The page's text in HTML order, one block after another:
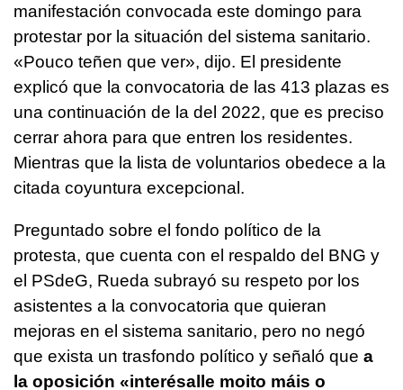
manifestación convocada este domingo para
protestar por la situación del sistema sanitario.
«Pouco teñen que ver», dijo. El presidente
explicó que la convocatoria de las 413 plazas es
una continuación de la del 2022, que es preciso
cerrar ahora para que entren los residentes.
Mientras que la lista de voluntarios obedece a la
citada coyuntura excepcional.
Preguntado sobre el fondo político de la
protesta, que cuenta con el respaldo del BNG y
el PSdeG, Rueda subrayó su respeto por los
asistentes a la convocatoria que quieran
mejoras en el sistema sanitario, pero no negó
que exista un trasfondo político y señaló que a
la oposición «interésalle moito máis o